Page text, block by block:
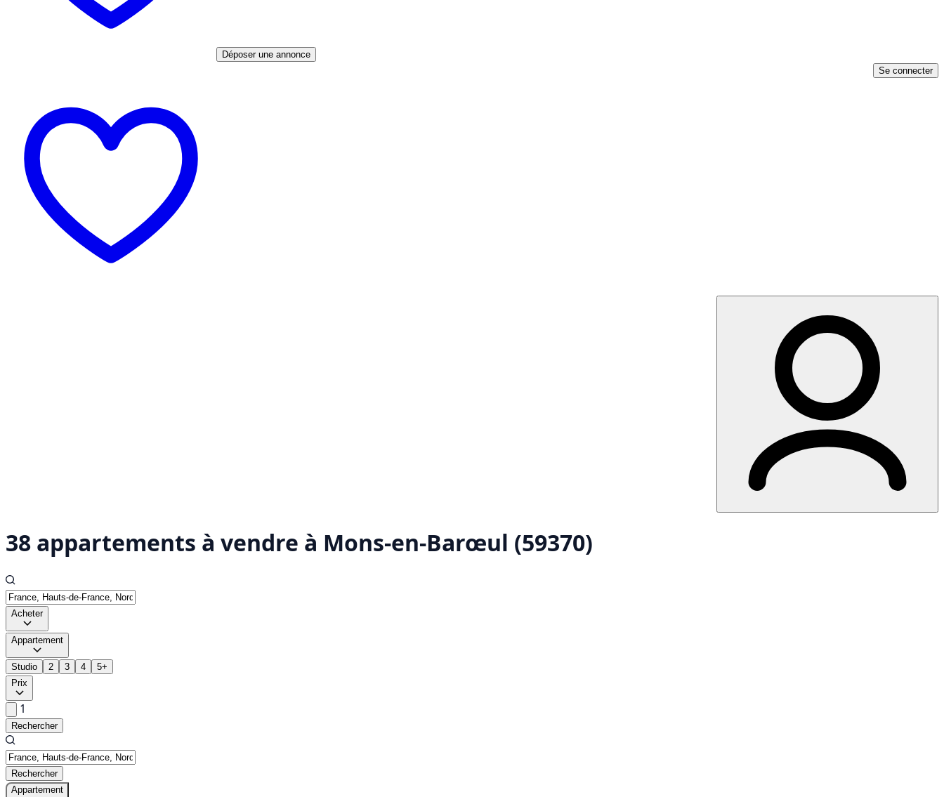
Déposer une annonce
Se connecter
38 appartements à vendre à Mons-en-Barœul (59370)
Acheter
Appartement
Studio 2 3 4
5+
Prix
1
Rechercher
Rechercher
Appartement